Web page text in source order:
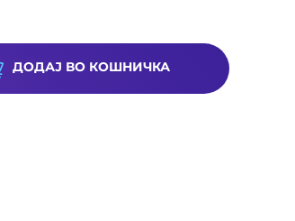
ДОДАЈ ВО КОШНИЧКА